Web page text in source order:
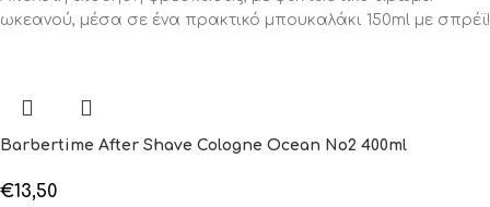
ωκεανού, μέσα σε ένα πρακτικό μπουκαλάκι 150ml με σπρέϊ!
Barbertime After Shave Cologne Ocean No2 400ml
€13,50